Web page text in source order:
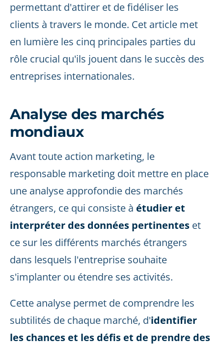
permettant d'attirer et de fidéliser les
clients à travers le monde. Cet article met
en lumière les cinq principales parties du
rôle crucial qu'ils jouent dans le succès des
entreprises internationales.
Analyse des marchés
mondiaux
Avant toute action marketing, le
responsable marketing doit mettre en place
une analyse approfondie des marchés
étrangers, ce qui consiste à étudier et
interpréter des données pertinentes et
ce sur les différents marchés étrangers
dans lesquels l'entreprise souhaite
s'implanter ou étendre ses activités.
Cette analyse permet de comprendre les
subtilités de chaque marché, d'identifier
les chances et les défis et de prendre des